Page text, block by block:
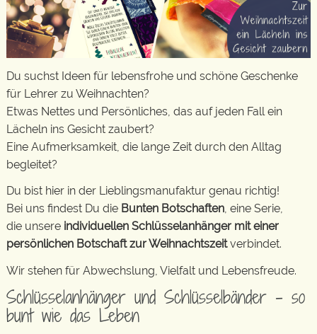
Du suchst Ideen für lebensfrohe und schöne Geschenke
für Lehrer zu Weihnachten?
Etwas Nettes und Persönliches, das auf jeden Fall ein
Lächeln ins Gesicht zaubert?
Eine Aufmerksamkeit, die lange Zeit durch den Alltag
begleitet?
Du bist hier in der Lieblingsmanufaktur genau richtig!
Bei uns findest Du die Bunten Botschaften, eine Serie,
die unsere individuellen Schlüsselanhänger mit einer
persönlichen Botschaft zur Weihnachtszeitverbindet.
Wir stehen für Abwechslung, Vielfalt und Lebensfreude.
Schlüsselanhänger und Schlüsselbänder – so
bunt wie das Leben